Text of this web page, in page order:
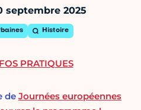
septembre 2025
Histoire
de Journées européennes
PRATIQUES